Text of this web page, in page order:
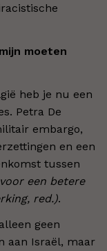
moeten
heb je nu een
Petra De
embargo,
en een
tussen
een betere
red.).
geen
aan Israël, maar